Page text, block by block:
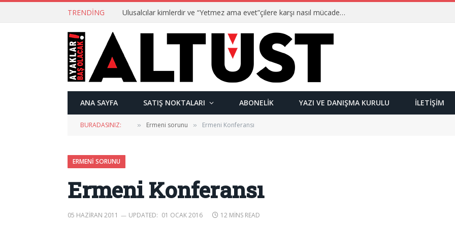
TRENDING Ulusalcılar kimlerdir ve “Yetmez ama evet”çilere karşı nasıl mücadele ederler?
ANA SAYFA SATIŞ NOKTALARI ABONELIK YAZI VE DANIŞMA KURULU İLETIŞIM
BURADASINIZ: » Ermeni sorunu » Ermeni Konferansı
ERMENI SORUNU
Ermeni Konferansı
05 HAZIRAN 2011 UPDATED: 01 OCAK 2016 12 MINS READ